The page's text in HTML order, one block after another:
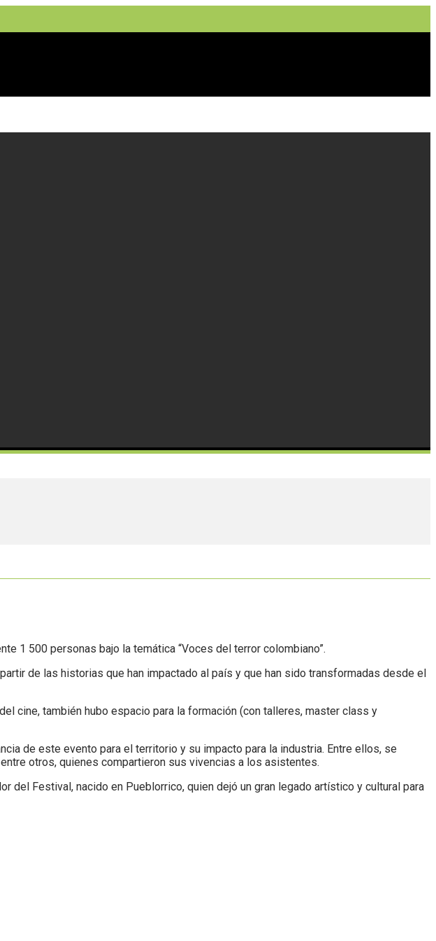
1 500 personas bajo la temática “Voces del terror colombiano”.
de las historias que han impactado al país y que han sido transformadas desde el
cine, también hubo espacio para la formación (con talleres, master class y
de este evento para el territorio y su impacto para la industria. Entre ellos, se
otros, quienes compartieron sus vivencias a los asistentes.
del Festival, nacido en Pueblorrico, quien dejó un gran legado artístico y cultural para